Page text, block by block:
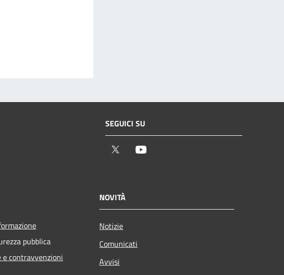
SEGUICI SU
Twitter
pubblica
contravvenzioni
NOVITÀ
Notizie
Comunicati
Avvisi